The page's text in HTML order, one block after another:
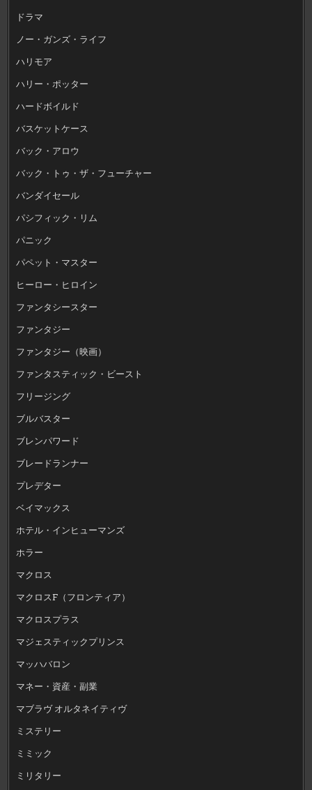
ドラマ
ノー・ガンズ・ライフ
ハリモア
ハリー・ポッター
ハードボイルド
バスケットケース
バック・アロウ
バック・トゥ・ザ・フューチャー
バンダイセール
パシフィック・リム
パニック
パペット・マスター
ヒーロー・ヒロイン
ファンタシースター
ファンタジー
ファンタジー（映画）
ファンタスティック・ビースト
フリージング
ブルバスター
ブレンパワード
ブレードランナー
プレデター
ベイマックス
ホテル・インヒューマンズ
ホラー
マクロス
マクロスF（フロンティア）
マクロスプラス
マジェスティックプリンス
マッハバロン
マネー・資産・副業
マブラヴ オルタネイティヴ
ミステリー
ミミック
ミリタリー